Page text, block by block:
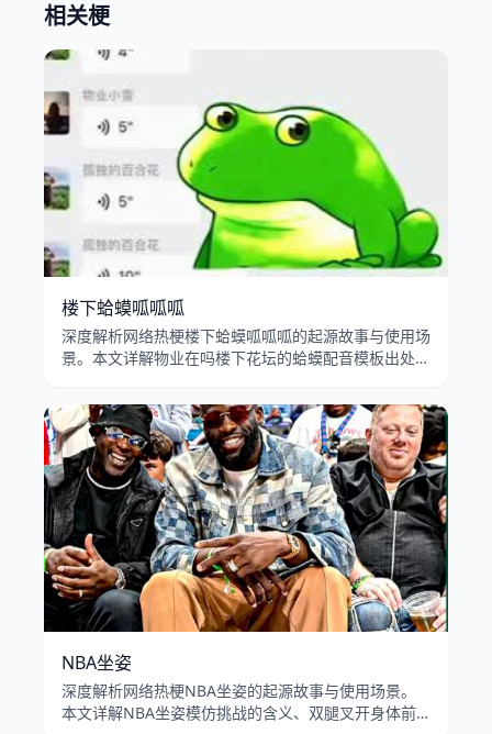
相关梗
楼下蛤蟆呱呱呱
深度解析网络热梗楼下蛤蟆呱呱呱的起源故事与使用场
景。本文详解物业在吗楼下花坛的蛤蟆配音模板出处、
B站和抖音的流行演变。
NBA坐姿
深度解析网络热梗NBA坐姿的起源故事与使用场景。
本文详解NBA坐姿模仿挑战的含义、双腿叉开身体前